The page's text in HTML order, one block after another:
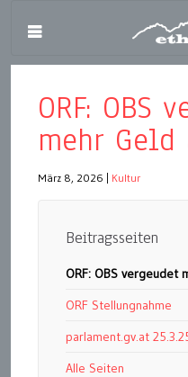
ORF: OBS
mehr Geld
März 8, 2026 Kultur
Beitragsseiten
ORF: OBS vergeudet
ORF Stellungnahme
parlament.gv.at
Alle Seiten